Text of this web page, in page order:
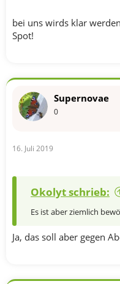
bei uns wirds klar
Spot!
Supernovae
0
16. Juli 2019
Okolyt schrieb:
Es ist aber ziemlich
Ja, das soll aber gegen